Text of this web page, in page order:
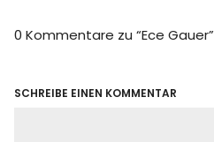
0 Kommentare zu “Ece Gauer”
SCHREIBE EINEN KOMMENTAR